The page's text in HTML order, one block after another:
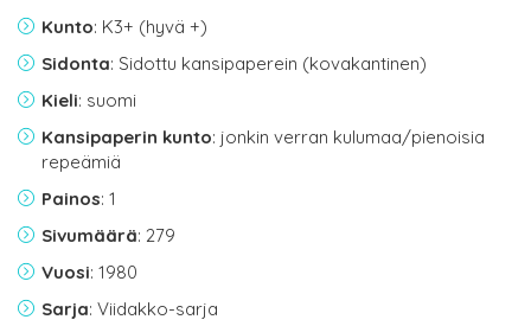
Kunto: K3+ (hyvä +)
Sidonta: Sidottu kansipaperein (kovakantinen)
Kieli: suomi
Kansipaperin kunto: jonkin verran kulumaa/pienoisia
repeämiä
Painos: 1
Sivumäärä: 279
Vuosi: 1980
Sarja: Viidakko-sarja